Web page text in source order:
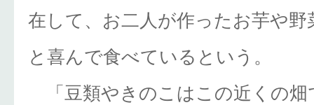
在して、お二人が作ったお芋や野
と喜んで食べているという。
「豆類やきのこはこの近くの畑